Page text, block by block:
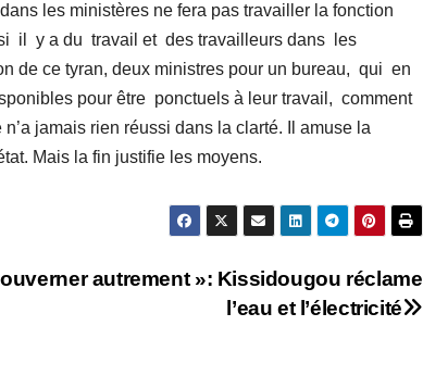
les ministères ne fera pas travailler la fonction
si il y a du travail et des travailleurs dans les
de ce tyran, deux ministres pour un bureau, qui en
pour être ponctuels à leur travail, comment
jamais rien réussi dans la clarté. Il amuse la
Mais la fin justifie les moyens.
autrement »: Kissidougou réclame
l’eau et l’électricité